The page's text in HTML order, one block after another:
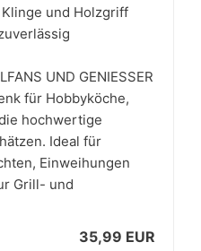
und Holzgriff
UND GENIESSER
für Hobbyköche,
hochwertige
Ideal für
Einweihungen
Grill- und
35,99 EUR